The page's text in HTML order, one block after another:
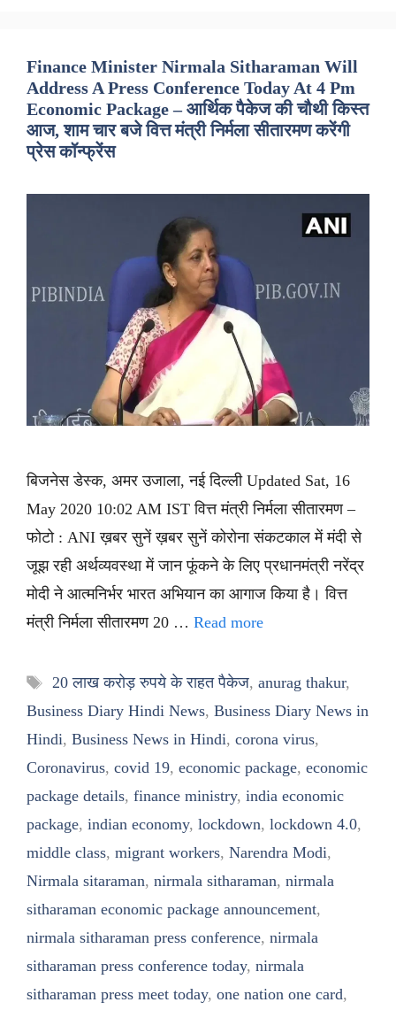
Finance Minister Nirmala Sitharaman Will
Address A Press Conference Today At 4 Pm
Economic Package – आर्थिक पैकेज की चौथी किस्त
आज, शाम चार बजे वित्त मंत्री निर्मला सीतारमण करेंगी
प्रेस कॉन्फ्रेंस
बिजनेस डेस्क, अमर उजाला, नई दिल्ली Updated Sat, 16
May 2020 10:02 AM IST वित्त मंत्री निर्मला सीतारमण –
फोटो : ANI ख़बर सुनें ख़बर सुनें कोरोना संकटकाल में मंदी से
जूझ रही अर्थव्यवस्था में जान फूंकने के लिए प्रधानमंत्री नरेंद्र
मोदी ने आत्मनिर्भर भारत अभियान का आगाज किया है। वित्त
मंत्री निर्मला सीतारमण 20 … Read more
Tags
20 लाख करोड़ रुपये के राहत पैकेज, anurag thakur,
Business Diary Hindi News, Business Diary News in
Hindi, Business News in Hindi, corona virus,
Coronavirus, covid 19, economic package, economic
package details, finance ministry, india economic
package, indian economy, lockdown, lockdown 4.0,
middle class, migrant workers, Narendra Modi,
Nirmala sitaraman, nirmala sitharaman, nirmala
sitharaman economic package announcement,
nirmala sitharaman press conference, nirmala
sitharaman press conference today, nirmala
sitharaman press meet today, one nation one card,